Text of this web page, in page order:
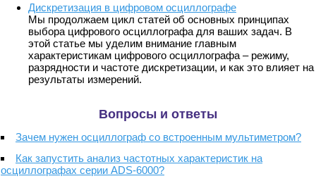
Дискретизация в цифровом осциллографе
Мы продолжаем цикл статей об основных принципах
выбора цифрового осциллографа для ваших задач. В
этой статье мы уделим внимание главным
характеристикам цифрового осциллографа – режиму,
разрядности и частоте дискретизации, и как это влияет на
результаты измерений.
Вопросы и ответы
Зачем нужен осциллограф со встроенным мультиметром?
Как запустить анализ частотных характеристик на
осциллографах серии ADS-6000?